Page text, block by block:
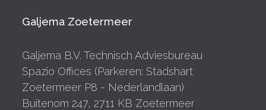
Galjema Zoetermeer
Galjema B.V. Technisch Adviesbureau
Spazio Offices (Parkeren: Stadshart
Zoetermeer P8 - Nederlandlaan)
Buitenom 247, 2711 KB Zoetermeer